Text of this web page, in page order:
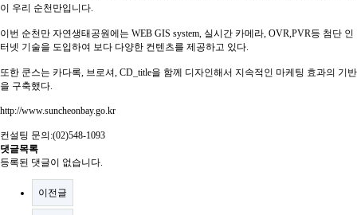
이 우리 순천만입니다.
이번 순천만 자연생태공원에는 WEB GIS system, 실시간 카메라, OVR,PVR등 첨단 인
터넷 기술을 도입하여 보다 다양한 컨텐츠를 제공하고 있다.
또한 쿤스는 카다록, 브로셔, CD_title을 함께 디자인해서 지속적인 마케팅 효과의 기반
을 구축했다.
http://www.suncheonbay.go.kr
컨설팅 문의:(02)548-1093
댓글목록
등록된 댓글이 없습니다.
이전글